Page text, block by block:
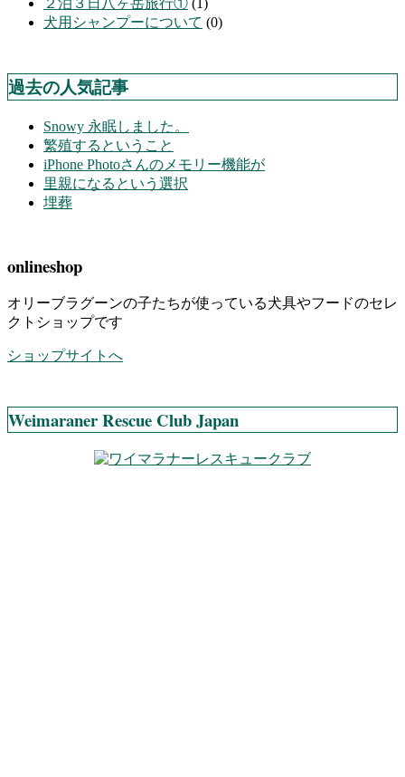
２泊３日八ヶ岳旅行① (1)
犬用シャンプーについて (0)
過去の人気記事
Snowy 永眠しました。
繁殖するということ
iPhone Photoさんのメモリー機能が
里親になるという選択
埋葬
onlineshop
オリーブラグーンの子たちが使っている犬具やフードのセレ
クトショップです
ショップサイトへ
Weimaraner Rescue Club Japan